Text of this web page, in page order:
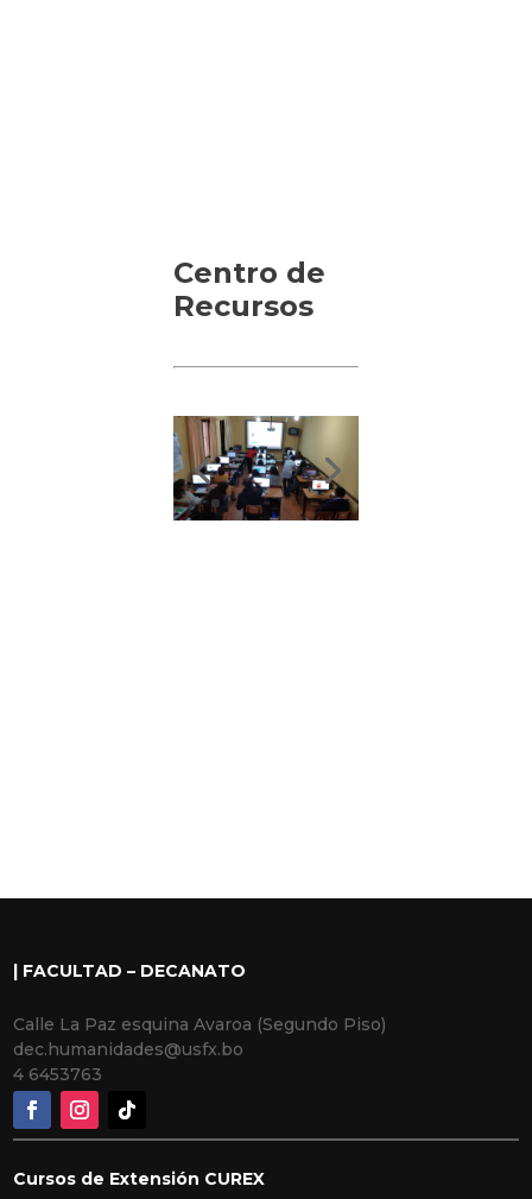
Centro de
Recursos
| FACULTAD – DECANATO
Calle La Paz esquina Avaroa (Segundo Piso)
dec.humanidades@usfx.bo
4 6453763
Cursos de Extensión CUREX